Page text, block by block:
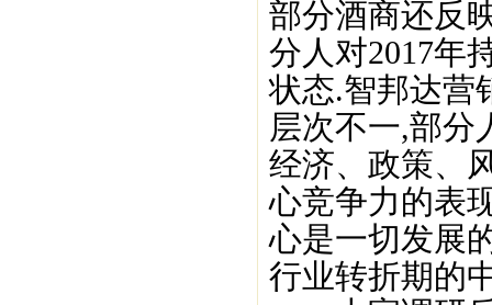
部分酒商还反
分人对2017年
状态.智邦达营
层次不一,部分
经济、政策、
心竞争力的表
心是一切发展
行业转折期的